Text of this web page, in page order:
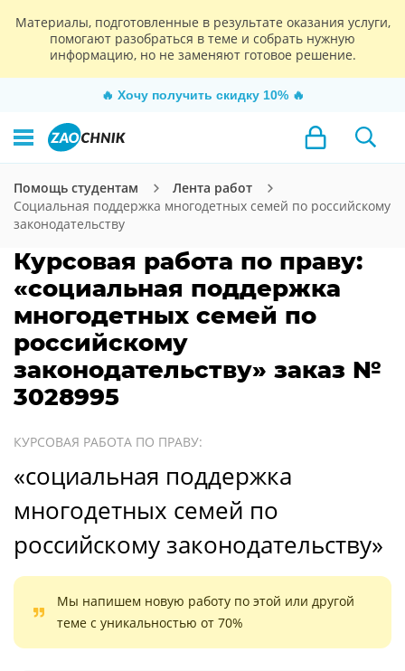
Материалы, подготовленные в результате оказания услуги,
помогают разобраться в теме и собрать нужную
информацию, но не заменяют готовое решение.
🔥 Хочу получить скидку 10% 🔥
Помощь студентам
Лента работ
Социальная поддержка многодетных семей по российскому
законодательству
Курсовая работа по праву:
«социальная поддержка
многодетных семей по
российскому
законодательству» заказ №
3028995
КУРСОВАЯ РАБОТА ПО ПРАВУ:
«социальная поддержка
многодетных семей по
российскому законодательству»
Мы напишем новую работу по этой или другой
теме с уникальностью от 70%